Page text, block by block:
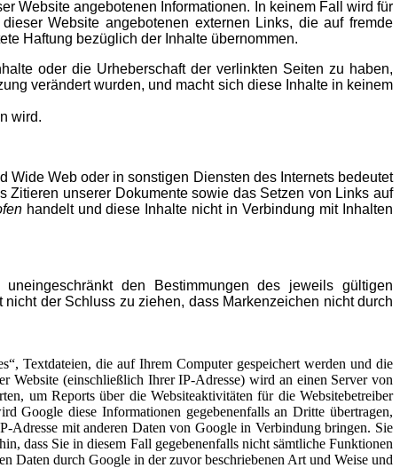
Website angebotenen Informationen. In keinem Fall wird für
Website angebotenen externen Links, die auf fremde
Haftung bezüglich der Inhalte übernommen.
oder die Urheberschaft der verlinkten Seiten zu haben,
verändert wurden, und macht sich diese Inhalte in keinem
wird.
Web oder in sonstigen Diensten des Internets bedeutet
unserer Dokumente sowie das Setzen von Links auf
handelt und diese Inhalte nicht in Verbindung mit Inhalten
den Bestimmungen des jeweils gültigen
der Schluss zu ziehen, dass Markenzeichen nicht durch
Textdateien, die auf Ihrem Computer gespeichert werden und die
Website (einschließlich Ihrer IP-Adresse) wird an einen Server von
um Reports über die Websiteaktivitäten für die Websitebetreiber
Google diese Informationen gegebenenfalls an Dritte übertragen,
mit anderen Daten von Google in Verbindung bringen. Sie
dass Sie in diesem Fall gegebenenfalls nicht sämtliche Funktionen
Daten durch Google in der zuvor beschriebenen Art und Weise und